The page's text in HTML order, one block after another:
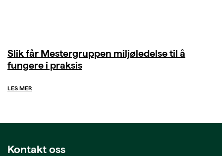
Slik får Mestergruppen miljøledelse til å
fungere i praksis
LES MER
Kontakt oss